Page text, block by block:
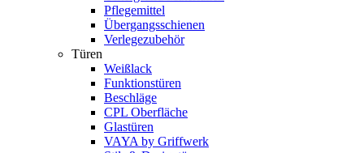
Pflegemittel
Übergangsschienen
Verlegezubehör
Türen
Weißlack
Funktionstüren
Beschläge
CPL Oberfläche
Glastüren
VAYA by Griffwerk